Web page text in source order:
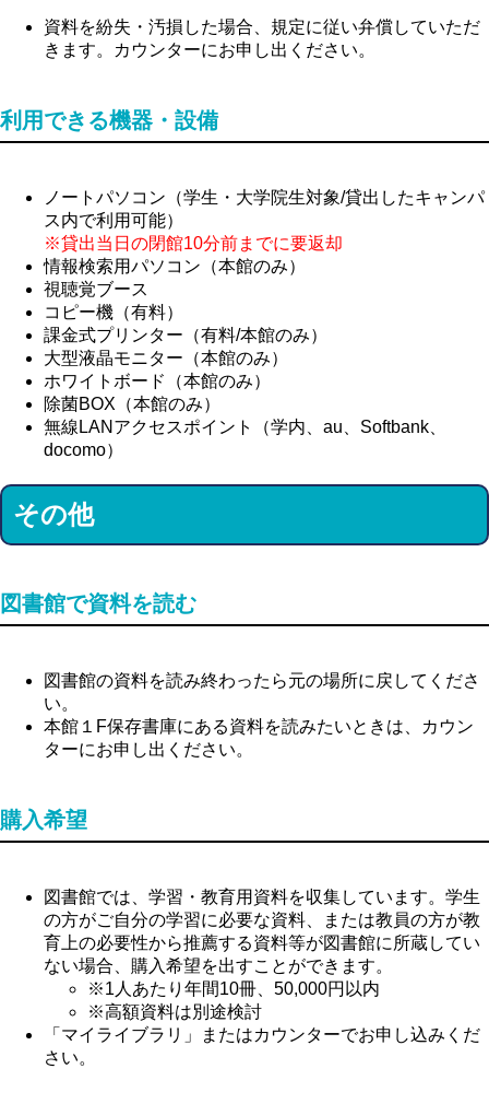
資料を紛失・汚損した場合、規定に従い弁償していただ
きます。カウンターにお申し出ください。
利用できる機器・設備
ノートパソコン（学生・大学院生対象/貸出したキャンパ
ス内で利用可能）
※貸出当日の閉館10分前までに要返却
情報検索用パソコン（本館のみ）
視聴覚ブース
コピー機（有料）
課金式プリンター（有料/本館のみ）
大型液晶モニター（本館のみ）
ホワイトボード（本館のみ）
除菌BOX（本館のみ）
無線LANアクセスポイント（学内、au、Softbank、
docomo）
その他
図書館で資料を読む
図書館の資料を読み終わったら元の場所に戻してくださ
い。
本館１F保存書庫にある資料を読みたいときは、カウン
ターにお申し出ください。
購入希望
図書館では、学習・教育用資料を収集しています。学生
の方がご自分の学習に必要な資料、または教員の方が教
育上の必要性から推薦する資料等が図書館に所蔵してい
ない場合、購入希望を出すことができます。
※1人あたり年間10冊、50,000円以内
※高額資料は別途検討
「マイライブラリ」またはカウンターでお申し込みくだ
さい。